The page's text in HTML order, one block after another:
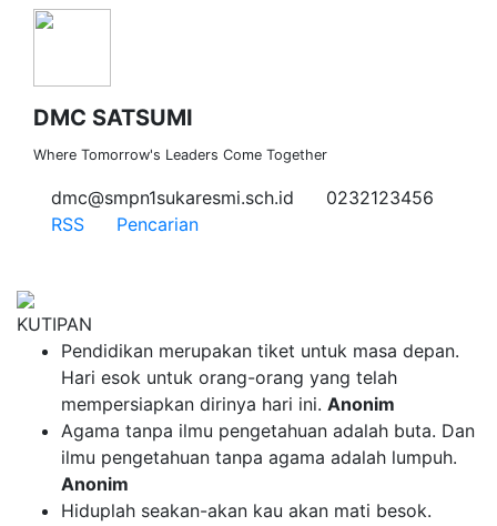
DMC SATSUMI
Where Tomorrow's Leaders Come Together
dmc@smpn1sukaresmi.sch.id
0232123456
RSS
Pencarian
KUTIPAN
Pendidikan merupakan tiket untuk masa depan.
Hari esok untuk orang-orang yang telah
mempersiapkan dirinya hari ini. Anonim
Agama tanpa ilmu pengetahuan adalah buta. Dan
ilmu pengetahuan tanpa agama adalah lumpuh.
Anonim
Hiduplah seakan-akan kau akan mati besok.